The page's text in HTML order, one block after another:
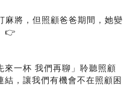
麻將，但照顧爸爸期間，她變
👉
來一杯 我們再聊」聆聽照顧
，讓我們有機會不在照顧困